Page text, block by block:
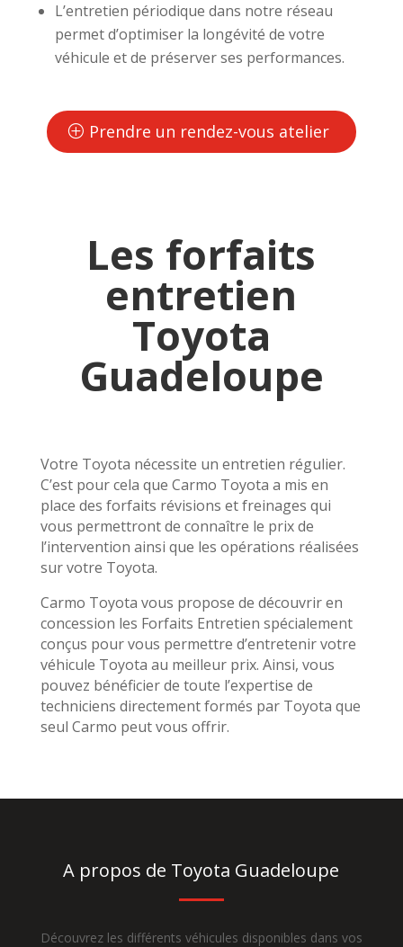
L’entretien périodique dans notre réseau
permet d’optimiser la longévité de votre
véhicule et de préserver ses performances.
Prendre un rendez-vous atelier
Les forfaits
entretien
Toyota
Guadeloupe
Votre Toyota nécessite un entretien régulier.
C’est pour cela que Carmo Toyota a mis en
place des forfaits révisions et freinages qui
vous permettront de connaître le prix de
l’intervention ainsi que les opérations réalisées
sur votre Toyota.
Carmo Toyota vous propose de découvrir en
concession les Forfaits Entretien spécialement
conçus pour vous permettre d’entretenir votre
véhicule Toyota au meilleur prix. Ainsi, vous
pouvez bénéficier de toute l’expertise de
techniciens directement formés par Toyota que
seul Carmo peut vous offrir.
A propos de Toyota Guadeloupe
Découvrez les différents véhicules disponibles dans vos